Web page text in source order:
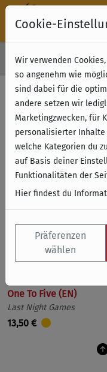
Kostenloser Versand &
Filter anzeigen
Name
One To Five (EN)
Last Night Games
13,50 €
Cookie-
Wir verwenden
so angenehm wie
sind dabei für die
andere setzen wir
Marketingzwecken, für
personalisierter
welche Kategorien du
auf Basis deiner
Funktionalitäten der
Hier findest du
Präferenzen
wählen